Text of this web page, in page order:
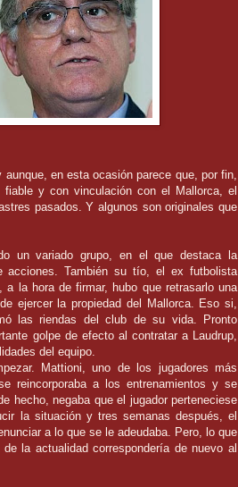
en esta ocasión parece que, por fin,
y con vinculación con el Mallorca, el
pasados. Y algunos son originales que
un variado grupo, en el que destaca la
acciones. También su tío, el ex futbolista
la hora de firmar, hubo que retrasarlo una
ejercer la propiedad del Mallorca. Eso si,
las riendas del club de su vida. Pronto
golpe de efecto al contratar a Laudrup,
del equipo.
Mattioni, uno de los jugadores más
reincorporaba a los entrenamientos y se
hecho, negaba que el jugador perteneciese
la situación y tres semanas después, el
a lo que se le adeudaba. Pero, lo que
la actualidad correspondería de nuevo al